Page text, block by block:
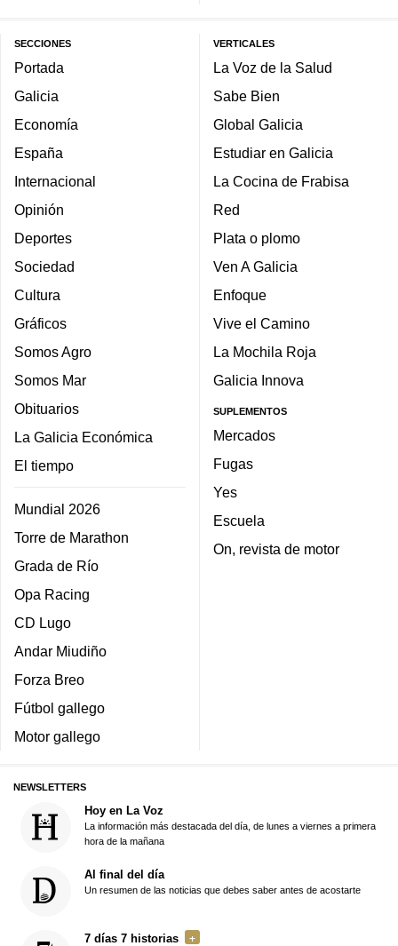
SECCIONES
Portada
Galicia
Economía
España
Internacional
Opinión
Deportes
Sociedad
Cultura
Gráficos
Somos Agro
Somos Mar
Obituarios
La Galicia Económica
El tiempo
Mundial 2026
Torre de Marathon
Grada de Río
Opa Racing
CD Lugo
Andar Miudiño
Forza Breo
Fútbol gallego
Motor gallego
VERTICALES
La Voz de la Salud
Sabe Bien
Global Galicia
Estudiar en Galicia
La Cocina de Frabisa
Red
Plata o plomo
Ven A Galicia
Enfoque
Vive el Camino
La Mochila Roja
Galicia Innova
SUPLEMENTOS
Mercados
Fugas
Yes
Escuela
On, revista de motor
NEWSLETTERS
Hoy en La Voz
La información más destacada del día, de lunes a viernes a primera
hora de la mañana
Al final del día
Un resumen de las noticias que debes saber antes de acostarte
7 días 7 historias